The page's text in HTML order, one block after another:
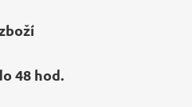
48 hod.